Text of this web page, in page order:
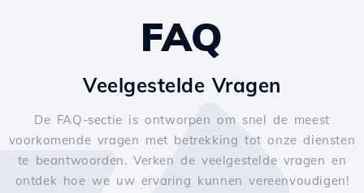
FAQ
Veelgestelde Vragen
De FAQ-sectie is ontworpen om snel de meest
voorkomende vragen met betrekking tot onze diensten
te beantwoorden. Verken de veelgestelde vragen en
ontdek hoe we uw ervaring kunnen vereenvoudigen!